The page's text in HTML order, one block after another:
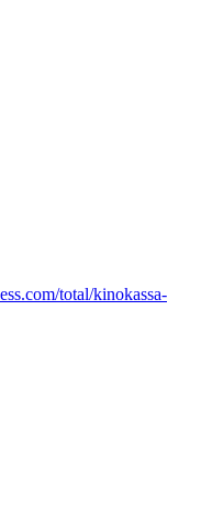
total/kinokassa-